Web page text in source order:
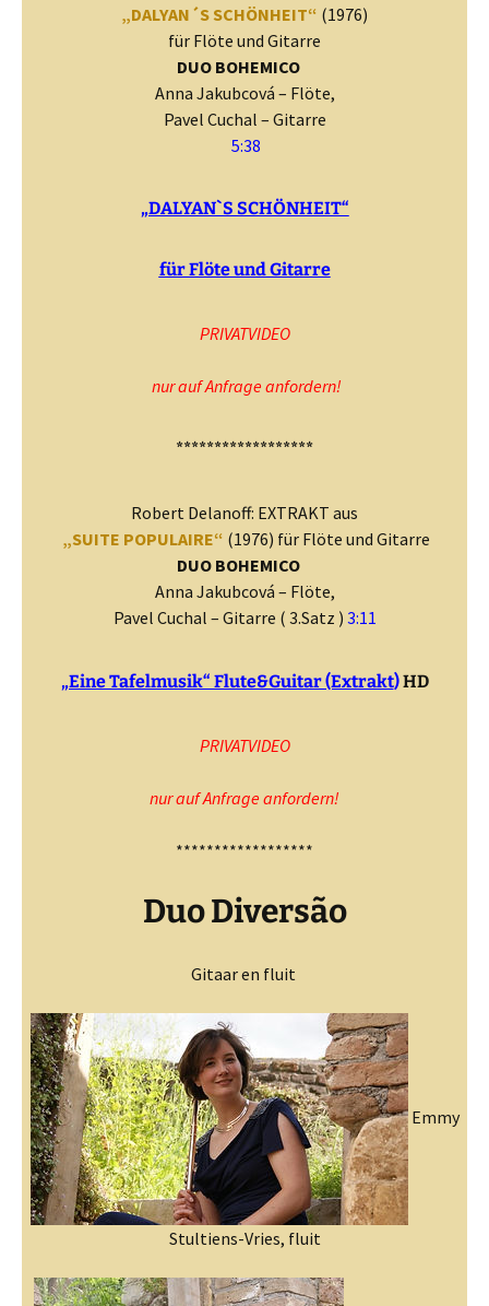
„DALYAN´S SCHÖNHEIT“ (1976)
für Flöte und Gitarre
DUO BOHEMICO
Anna Jakubcová – Flöte,
Pavel Cuchal – Gitarre
5:38
„DALYAN`S SCHÖNHEIT“
für Flöte und Gitarre
PRIVATVIDEO
nur auf Anfrage anfordern!
******************
Robert Delanoff: EXTRAKT aus
„SUITE POPULAIRE“ (1976) für Flöte und Gitarre
DUO BOHEMICO
Anna Jakubcová – Flöte,
Pavel Cuchal – Gitarre ( 3.Satz ) 3:11
„Eine Tafelmusik“ Flute&Guitar (Extrakt)HD
PRIVATVIDEO
nur auf Anfrage anfordern!
******************
Duo Diversão
Gitaar en fluit
Emmy
Stultiens-Vries, fluit